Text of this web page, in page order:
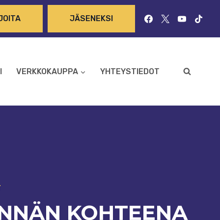
JÄSENEKSI
VERKKOKAUPPA YHTEYSTIEDOT
KOHTEENA